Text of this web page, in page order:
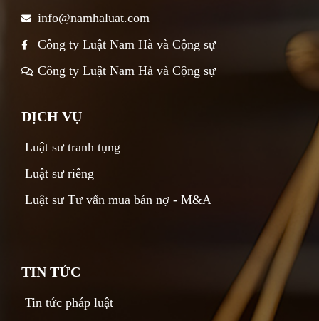
info@namhaluat.com
Công ty Luật Nam Hà và Cộng sự
Công ty Luật Nam Hà và Cộng sự
DỊCH VỤ
Luật sư tranh tụng
Luật sư riêng
Luật sư Tư vấn mua bán nợ - M&A
TIN TỨC
Tin tức pháp luật